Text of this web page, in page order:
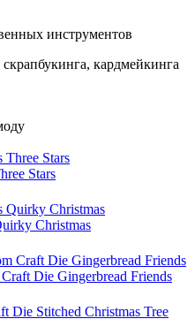
инструментов
кардмейкинга
Stars
Christmas
Die Gingerbread Friends